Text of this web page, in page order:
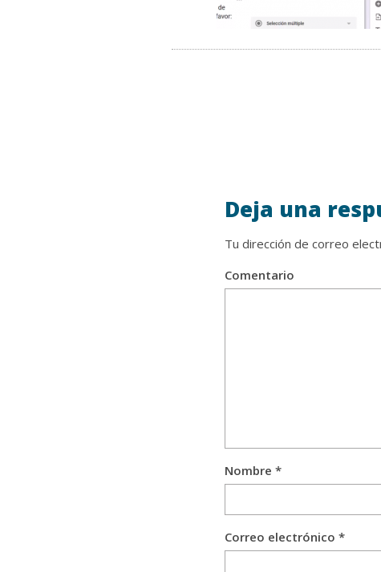
Deja una
Tu dirección de correo
Comentario
Nombre *
Correo electrónico *